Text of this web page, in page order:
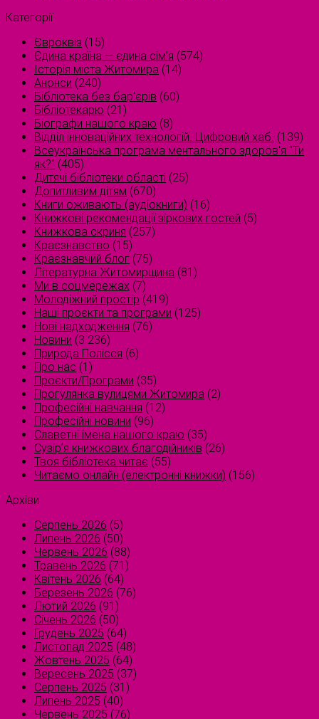
Категорії
Євроквіз (15)
Єдина країна — єдина сім’я (574)
Історія міста Житомира (14)
Анонси (240)
Бібліотека без бар'єрів (60)
Бібліотекарю (21)
Біографи нашого краю (8)
Відділ інноваційних технологій. Цифровий хаб. (139)
Всеукраїнська програма ментального здоров'я "Ти
як?" (405)
Дитячі бібліотеки області (25)
Допитливим дітям (670)
Книги оживають (аудіокниги) (16)
Книжкові рекомендації зіркових гостей (5)
Книжкова скриня (257)
Краєзнавство (15)
Краєзнавчий блог (75)
Літературна Житомирщина (81)
Ми в соцмережах (7)
Молодіжний простір (419)
Наші проєкти та програми (125)
Нові надходження (76)
Новини (3 236)
Природа Полісся (6)
Про нас (1)
Проєкти/Програми (35)
Прогулянка вулицями Житомира (2)
Професійні навчання (12)
Професійні новини (96)
Славетні імена нашого краю (35)
Сузірʼя книжкових благодійників (26)
Твоя бібліотека читає (55)
Читаємо онлайн (електронні книжки) (156)
Архіви
Серпень 2026 (5)
Липень 2026 (50)
Червень 2026 (88)
Травень 2026 (71)
Квітень 2026 (64)
Березень 2026 (76)
Лютий 2026 (91)
Січень 2026 (50)
Грудень 2025 (64)
Листопад 2025 (48)
Жовтень 2025 (64)
Вересень 2025 (37)
Серпень 2025 (31)
Липень 2025 (40)
Червень 2025 (76)